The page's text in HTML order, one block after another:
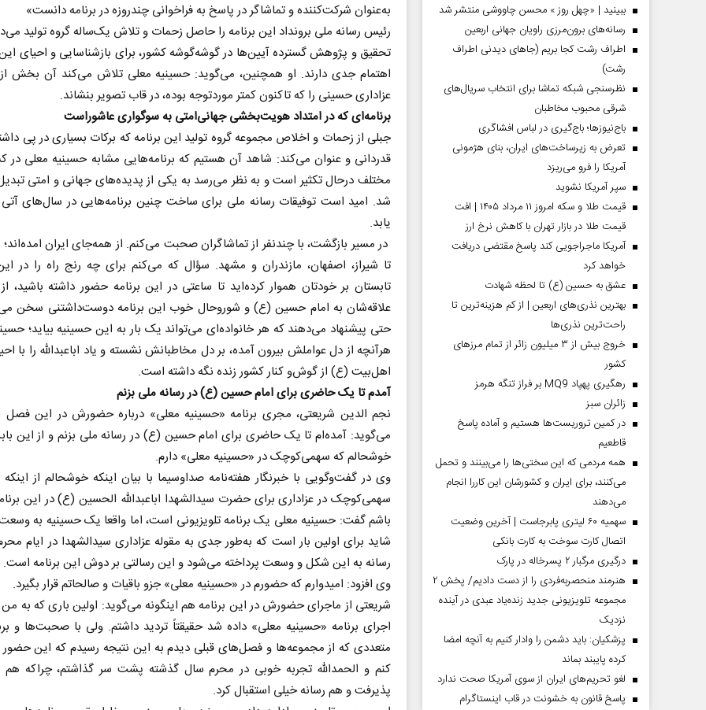
به‌عنوان شرکت‌کننده و تماشاگر در پاسخ به فراخوانی چندروزه در برنامه دانست»
رئیس رسانه ملی برونداد این برنامه را حاصل زحمات و تلاش یک‌ساله گروه تولید
تحقیق و پژوهش گسترده آیین‌ها در گوشه‌گوشه کشور، برای بازشناسایی و احیای
اهتمام جدی دارند. او همچنین، می‌گوید: حسینیه معلی تلاش می‌کند آن بخش
عزاداری حسینی را که تاکنون کمتر موردتوجه بوده، در قاب تصویر بنشاند.
برنامه‌ای که در امتداد هویت‌بخشی جهانی‌امتی به سوگواری عاشوراست
جبلی از زحمات و اخلاص مجموعه گروه تولید این برنامه که برکات بسیاری در پی
قدردانی و عنوان می‌کند: شاهد آن هستیم که برنامه‌هایی مشابه حسینیه معلی در
مختلف درحال تکثیر است و به نظر می‌رسد به یکی از پدیده‌های جهانی و امتی
شد. امید است توفیقات رسانه ملی برای ساخت چنین برنامه‌هایی در سال‌های
یابد.
در مسیر بازگشت، با چندنفر از تماشاگران صحبت می‌کنم. از همه‌جای ایران امده‌اند؛
تا شیراز، اصفهان، مازندران و مشهد. سؤال که می‌کنم برای چه رنج راه را در
تابستان بر خودتان هموار کرده‌اید تا ساعتی در این برنامه حضور داشته باشید،
علاقه‌شان به امام حسین (ع) و شوروحال خوب این برنامه دوست‌داشتنی سخن
حتی پیشنهاد می‌دهند که هر خانواده‌ای می‌تواند یک بار به این حسینیه بیاید؛
هرآنچه از دل عواملش بیرون آمده، بر دل مخاطبانش نشسته و یاد اباعبدالله را با
اهل‌بیت (ع) از گوش‌و کنار کشور زنده نگه داشته است.
آمدم تا یک حاضری برای امام حسین (ع) در رسانه ملی بزنم
نجم الدین شریعتی، مجری برنامه «حسینیه معلی» درباره حضورش در این فصل
می‌گوید: آمده‌ام تا یک حاضری برای امام حسین (ع) در رسانه ملی بزنم و از این
خوشحالم که سهمی‌کوچک در «حسینیه معلی» دارم.
وی در گفت‌وگویی با خبرنگار هفته‌نامه صداوسیما با بیان اینکه خوشحالم از اینکه
سهمی‌کوچک در عزاداری برای حضرت سیدالشهدا اباعبدالله الحسین (ع) در این
باشم گفت: حسینیه معلی یک برنامه تلویزیونی است، اما واقعا یک حسینیه به
شاید برای اولین بار است که به‌طور جدی به مقوله عزاداری سیدالشهدا در ایام
رسانه به این شکل و وسعت پرداخته می‌شود و این رسالتی بر دوش این برنامه است.
وی افزود: امیدوارم که حضورم در «حسینیه معلی» جزو باقیات و صالحاتم قرار بگیرد.
شریعتی از ماجرای حضورش در این برنامه هم اینگونه می‌گوید: اولین باری که به من
اجرای برنامه «حسینیه معلی» داده شد حقیقتاً تردید داشتم. ولی با صحبت‌ها و
متعددی که از مجموعه‌ها و فصل‌های قبلی دیدم به این نتیجه رسیدم که این حضور
کنم و الحمدالله تجربه خوبی در محرم سال گذشته پشت سر گذاشتم، چراکه
پذیرفت و هم رسانه خیلی استقبال کرد.
ببینید | «چهل روز » محسن چاووشی منتشر شد
رسانه‌های برون‌مرزی راویان جهانی اربعین
اطراف رشت کجا بریم (جاهای دیدنی اطراف
رشت)
نظرسنجی شبکه تماشا برای انتخاب سریال‌های
شرقی محبوب مخاطبان
باج‌نیوزها؛ باج‌گیری در لباس افشاگری
تعرض به زیرساخت‌های ایران، بنای هژمونی
آمریکا را فرو می‌ریزد
سپر آمریکا نشوید
قیمت طلا و سکه امروز ۱۱ مرداد ۱۴۰۵ | افت
قیمت طلا در بازار تهران با کاهش نرخ ارز
آمریکا ماجراجویی کند پاسخ مقتضی دریافت
خواهد کرد
عشق به حسین (ع) تا لحظه شهادت
بهترین نذری‌های اربعین | از کم هزینه‌ترین تا
راحت‌ترین نذری‌ها
خروج بیش از ۳ میلیون زائر از تمام مرز‌های
کشور
رهگیری پهپاد MQ9 بر فراز تنگه هرمز
‌زائران سبز
در کمین تروریست‌ها هستیم و آماده پاسخ
قاطعیم
همه مردمی که این سختی‌ها را می‌بینند و تحمل
می‌کنند، برای ایران و کشورشان این کاررا انجام
می‌دهند
سهمیه ۶۰ لیتری پابرجاست | آخرین وضعیت
اتصال کارت سوخت به کارت بانکی
درگیری مرگبار ۲ پسرخاله در پارک
هنرمند منحصر‌به‌فردی را از دست دادیم/ پخش ۲
مجموعه تلویزیونی جدید زنده‌یاد عبدی در آینده
نزدیک
پزشکیان: باید دشمن را وادار کنیم به آنچه امضا
کرده پایبند بماند
لغو تحریم‌های ایران از سوی آمریکا صحت ندارد
پاسخ قانون به خشونت در قاب اینستاگرام